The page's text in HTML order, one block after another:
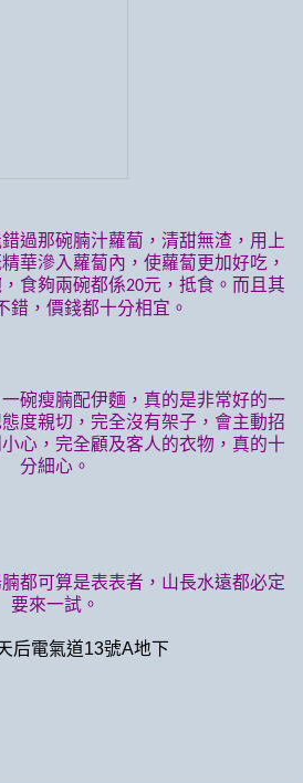
過那碗腩汁蘿蔔，清甜無渣，用上
華滲入蘿蔔內，使蘿蔔更加好吃，
食夠兩碗都係20元，抵食。而且其
錯，價錢都十分相宜。
碗瘦腩配伊麵，真的是非常好的一
度親切，完全沒有架子，會主動招
心，完全顧及客人的衣物，真的十
分細心。
都可算是表表者，山長水遠都必定
要來一試。
后電氣道13號A地下